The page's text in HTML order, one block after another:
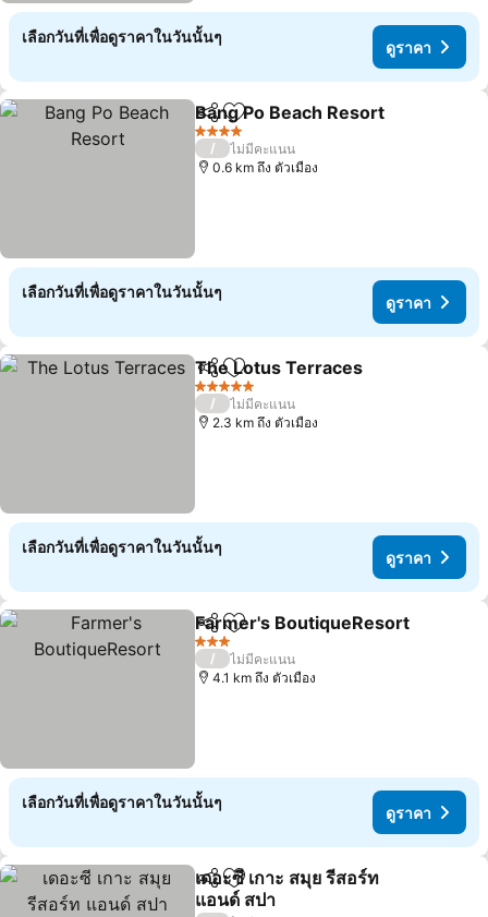
เลือกวันที่เพื่อดูราคาในวันนั้นๆ
ดูราคา
แชร์ เพิ่มในรายการโปรด
Bang Po Beach Resort
4 ดาว
/
ไม่มีคะแนน
0.6 km ถึง ตัวเมือง
เลือกวันที่เพื่อดูราคาในวันนั้นๆ
ดูราคา
แชร์ เพิ่มในรายการโปรด
The Lotus Terraces
5 ดาว
/
ไม่มีคะแนน
2.3 km ถึง ตัวเมือง
เลือกวันที่เพื่อดูราคาในวันนั้นๆ
ดูราคา
แชร์ เพิ่มในรายการโปรด
Farmer's BoutiqueResort
3 ดาว
/
ไม่มีคะแนน
4.1 km ถึง ตัวเมือง
เลือกวันที่เพื่อดูราคาในวันนั้นๆ
ดูราคา
แชร์ เพิ่มในรายการโปรด
เดอะซี เกาะ สมุย รีสอร์ท
แอนด์ สปา